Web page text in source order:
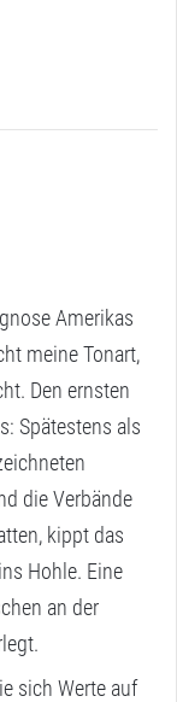
Amerikas
meine Tonart,
Den ernsten
Spätestens als
die Verbände
kippt das
Hohle. Eine
an der
sich Werte auf